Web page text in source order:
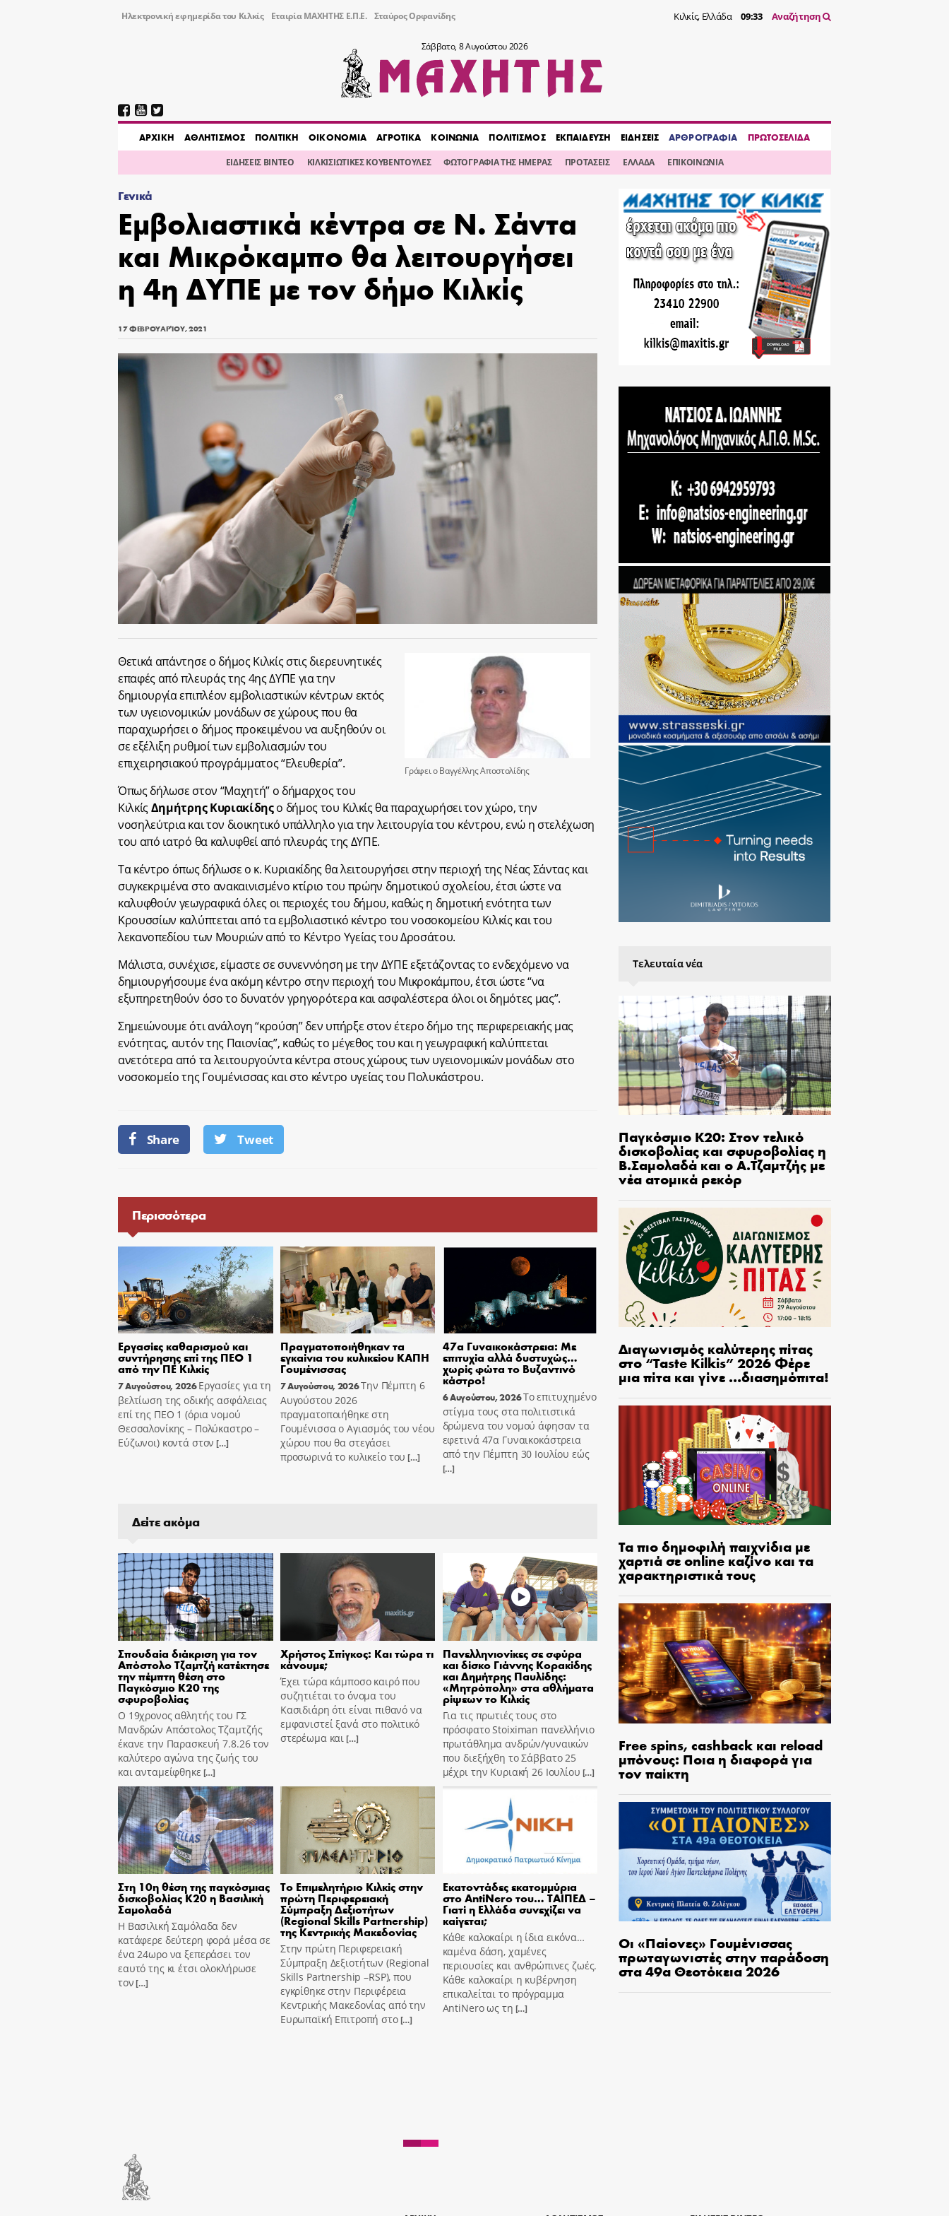
Ηλεκτρονική εφημερίδα του Κιλκίς Εταιρία ΜΑΧΗΤΗΣ Ε.Π.Ε. Σταύρος Ορφανίδης Κιλκίς, Ελλάδα 09:33 Αναζήτηση
Σάββατο, 8 Αυγούστου 2026
AΡΧΙΚΗ ΑΘΛΗΤΙΣΜΟΣ ΠΟΛΙΤΙΚΗ ΟΙΚΟΝΟΜΙΑ ΑΓΡΟΤΙΚΑ ΚΟΙΝΩΝΙΑ ΠΟΛΙΤΙΣΜΟΣ ΕΚΠΑΙΔΕΥΣΗ ΕΙΔΗΣΕΙΣ ΑΡΘΡΟΓΡΑΦΙΑ ΠΡΩΤΟΣΕΛΙΔΑ
ΕΙΔΗΣΕΙΣ ΒΙΝΤΕΟ ΚΙΛΚΙΣΙΩΤΙΚΕΣ ΚΟΥΒΕΝΤΟΥΛΕΣ ΦΩΤΟΓΡΑΦΙΑ ΤΗΣ ΗΜΕΡΑΣ ΠΡΟΤΑΣΕΙΣ ΕΛΛΑΔΑ ΕΠΙΚΟΙΝΩΝΙΑ
Γενικά
Eμβολιαστικά κέντρα σε Ν. Σάντα
και Μικρόκαμπο θα λειτουργήσει
η 4η ΔΥΠΕ με τον δήμο Κιλκίς
17 ΦΕΒΡΟΥΑΡΊΟΥ, 2021
Γράφει ο Βαγγέλλης Αποστολίδης
Θετικά απάντησε ο δήμος Κιλκίς στις διερευνητικές
επαφές από πλευράς της 4ης ΔΥΠΕ για την
δημιουργία επιπλέον εμβολιαστικών κέντρων εκτός
των υγειονομικών μονάδων σε χώρους που θα
παραχωρήσει ο δήμος προκειμένου να αυξηθούν οι
σε εξέλιξη ρυθμοί των εμβολιασμών του
επιχειρησιακού προγράμματος “Ελευθερία”.
Όπως δήλωσε στον “Μαχητή” ο δήμαρχος του
ΚιλκίςΔημήτρης Κυριακίδηςο δήμος του Κιλκίς θα παραχωρήσει τον χώρο, την
νοσηλεύτρια και τον διοικητικό υπάλληλο για την λειτουργία του κέντρου, ενώ η στελέχωση
του από ιατρό θα καλυφθεί από πλευράς της ΔΥΠΕ.
Τα κέντρο όπως δήλωσε ο κ. Κυριακίδης θα λειτουργήσει στην περιοχή της Νέας Σάντας και
συγκεκριμένα στο ανακαινισμένο κτίριο του πρώην δημοτικού σχολείου, έτσι ώστε να
καλυφθούν γεωγραφικά όλες οι περιοχές του δήμου, καθώς η δημοτική ενότητα των
Κρουσσίων καλύπτεται από τα εμβολιαστικό κέντρο του νοσοκομείου Κιλκίς και του
λεκανοπεδίου των Μουριών από το Κέντρο Υγείας του Δροσάτου.
Μάλιστα, συνέχισε, είμαστε σε συνεννόηση με την ΔΥΠΕ εξετάζοντας το ενδεχόμενο να
δημιουργήσουμε ένα ακόμη κέντρο στην περιοχή του Μικροκάμπου, έτσι ώστε “να
εξυπηρετηθούν όσο το δυνατόν γρηγορότερα και ασφαλέστερα όλοι οι δημότες μας”.
Σημειώνουμε ότι ανάλογη “κρούση” δεν υπήρξε στον έτερο δήμο της περιφερειακής μας
ενότητας, αυτόν της Παιονίας”, καθώς το μέγεθος του και η γεωγραφική καλύπτεται
ανετότερα από τα λειτουργούντα κέντρα στους χώρους των υγειονομικών μονάδων στο
νοσοκομείο της Γουμένισσας και στο κέντρο υγείας του Πολυκάστρου.
Share Tweet
Περισσότερα
Εργασίες καθαρισμού και
συντήρησης επί της ΠΕΟ 1
από την ΠΕ Κιλκίς
7 Αυγούστου, 2026Εργασίες για τη
βελτίωση της οδικής ασφάλειας
επί της ΠΕΟ 1 (όρια νομού
Θεσσαλονίκης – Πολύκαστρο –
Εύζωνοι) κοντά στον […]
Πραγματοποιήθηκαν τα
εγκαίνια του κυλικείου ΚΑΠΗ
Γουμένισσας
7 Αυγούστου, 2026Την Πέμπτη 6
Αυγούστου 2026
πραγματοποιήθηκε στη
Γουμένισσα ο Αγιασμός του νέου
χώρου που θα στεγάσει
προσωρινά το κυλικείο του […]
47α Γυναικοκάστρεια: Με
επιτυχία αλλά δυστυχώς…
χωρίς φώτα το Βυζαντινό
κάστρο!
6 Αυγούστου, 2026Το επιτυχημένο
στίγμα τους στα πολιτιστικά
δρώμενα του νομού άφησαν τα
εφετινά 47α Γυναικοκάστρεια
από την Πέμπτη 30 Ιουλίου εώς
[…]
Δείτε ακόμα
Σπουδαία διάκριση για τον
Απόστολο Τζαμτζή κατέκτησε
την πέμπτη θέση στο
Παγκόσμιο Κ20 της
σφυροβολίας
Ο 19χρονος αθλητής του ΓΣ
Μανδρών Απόστολος Τζαμτζής
έκανε την Παρασκευή 7.8.26 τον
καλύτερο αγώνα της ζωής του
και ανταμείφθηκε […]
Χρήστος Σπίγκος: Και τώρα τι
κάνουμε;
Έχει τώρα κάμποσο καιρό που
συζητιέται το όνομα του
Κασιδιάρη ότι είναι πιθανό να
εμφανιστεί ξανά στο πολιτικό
στερέωμα και[…]
Πανελληνιονίκες σε σφύρα
και δίσκο Γιάννης Κορακίδης
και Δημήτρης Παυλίδης:
«Μητρόπολη» στα αθλήματα
ρίψεων το Κιλκίς
Για τις πρωτιές τους στο
πρόσφατο Stoiximan πανελλήνιο
πρωτάθλημα ανδρών/γυναικών
που διεξήχθη το Σάββατο 25
μέχρι την Κυριακή 26 Ιουλίου […]
Στη 10η θέση της παγκόσμιας
δισκοβολίας Κ20 η Βασιλική
Σαμολαδά
Η Βασιλική Σαμόλαδα δεν
κατάφερε δεύτερη φορά μέσα σε
ένα 24ωρο να ξεπεράσει τον
εαυτό της κι έτσι ολοκλήρωσε
τον[…]
Το Επιμελητήριο Κιλκίς στην
πρώτη Περιφερειακή
Σύμπραξη Δεξιοτήτων
(Regional Skills Partnership)
της Κεντρικής Μακεδονίας
Στην πρώτη Περιφερειακή
Σύμπραξη Δεξιοτήτων (Regional
Skills Partnership –RSP), που
εγκρίθηκε στην Περιφέρεια
Κεντρικής Μακεδονίας από την
Ευρωπαϊκή Επιτροπή στο[…]
Εκατοντάδες εκατομμύρια
στο AntiNero του… ΤΑΙΠΕΔ –
Γιατί η Ελλάδα συνεχίζει να
καίγεται;
Κάθε καλοκαίρι η ίδια εικόνα…
καμένα δάση, χαμένες
περιουσίες και ανθρώπινες ζωές.
Κάθε καλοκαίρι η κυβέρνηση
επικαλείται το πρόγραμμα
AntiNero ως τη […]
Τελευταία νέα
Παγκόσμιο Κ20: Στον τελικό
δισκοβολίας και σφυροβολίας η
Β.Σαμολαδά και ο Α.Τζαμτζής με
νέα ατομικά ρεκόρ
Διαγωνισμός καλύτερης πίτας
στο “Taste Kilkis” 2026 Φέρε
μια πίτα και γίνε …διασημόπιτα!
Τα πιο δημοφιλή παιχνίδια με
χαρτιά σε online καζίνο και τα
χαρακτηριστικά τους
Free spins, cashback και reload
μπόνους: Ποια η διαφορά για
τον παίκτη
Οι «Παίονες» Γουμένισσας
πρωταγωνιστές στην παράδοση
στα 49α Θεοτόκεια 2026